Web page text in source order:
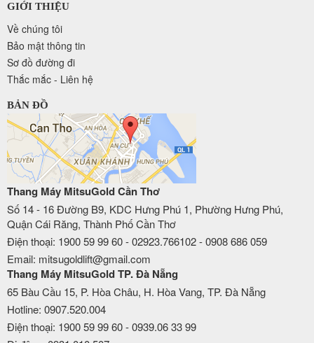
GIỚI THIỆU
Về chúng tôi
Bảo mật thông tin
Sơ đồ đường đi
Thắc mắc - Liên hệ
BẢN ĐỒ
Thang Máy MitsuGold Cần Thơ
Số 14 - 16 Đường B9, KDC Hưng Phú 1, Phường Hưng Phú,
Quận Cái Răng, Thành Phố Cần Thơ
Điện thoại: 1900 59 99 60 - 02923.766102 - 0908 686 059
Email: mitsugoldlift@gmail.com
Thang Máy MitsuGold TP. Đà Nẵng
65 Bàu Cầu 15, P. Hòa Châu, H. Hòa Vang, TP. Đà Nẵng
Hotline: 0907.520.004
Điện thoại: 1900 59 99 60 - 0939.06 33 99